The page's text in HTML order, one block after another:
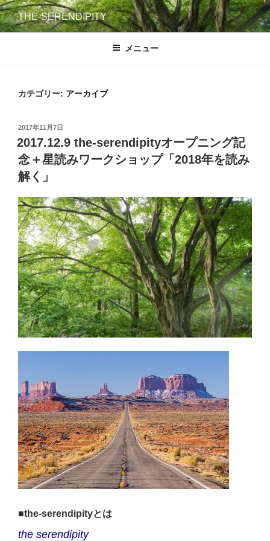
コ
ン
テ
THE-SERENDIPITY
メニュー
カテゴリー: アーカイブ
投
稿
日:
2017年11月7日
2017.12.9 the-serendipityオープニング記
念＋星読みワークショップ「2018年を読み
解く」
■the-serendipityとは
the serendipity